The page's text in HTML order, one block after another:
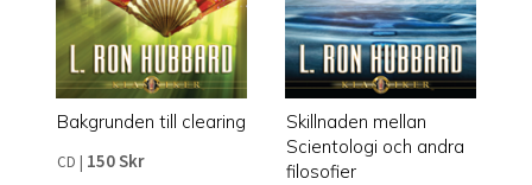
Bakgrunden till clearing
CD | 150 Skr
Skillnaden mellan
Scientologi och andra
filosofier